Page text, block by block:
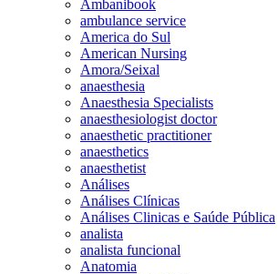
Ambanibook
ambulance service
America do Sul
American Nursing
Amora/Seixal
anaesthesia
Anaesthesia Specialists
anaesthesiologist doctor
anaesthetic practitioner
anaesthetics
anaesthetist
Análises
Análises Clínicas
Análises Clinicas e Saúde Pública
analista
analista funcional
Anatomia